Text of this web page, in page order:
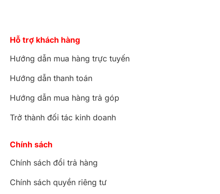
Hỗ trợ khách hàng
Hướng dẫn mua hàng trực tuyến
Hướng dẫn thanh toán
Hướng dẫn mua hàng trả góp
Trở thành đối tác kinh doanh
Chính sách
Chính sách đổi trả hàng
Chính sách quyền riêng tư